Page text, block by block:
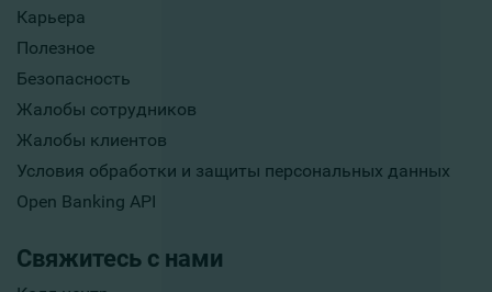
Карьера
Полезное
Безопасность
Жалобы сотрудников
Жалобы клиентов
Условия обработки и защиты персональных данных
Open Banking API
Свяжитесь с нами